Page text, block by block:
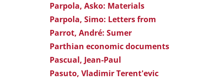
Parpola, Asko: Materials
Parpola, Simo: Letters from
Parrot, André: Sumer
Parthian economic documents
Pascual, Jean-Paul
Pasuto, Vladimir Terent'evic